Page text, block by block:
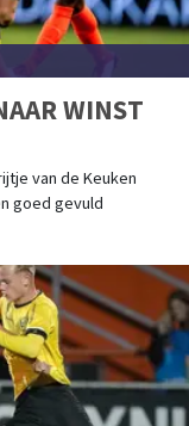
WINST
van de Keuken
goed gevuld